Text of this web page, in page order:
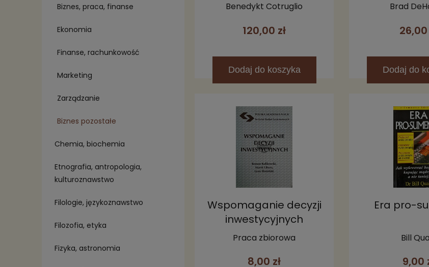
Biznes, praca, finanse
Ekonomia
Finanse, rachunkowość
Marketing
Zarządzanie
Biznes pozostałe
Chemia, biochemia
Etnografia, antropologia,
kulturoznawstwo
Filologie, językoznawstwo
Filozofia, etyka
Fizyka, astronomia
Benedykt Cotruglio
120,00 zł
Dodaj do koszyka
Brad
26,00
Dodaj do
Wspomaganie decyzji
inwestycyjnych
Praca zbiorowa
8,00 zł
Era pro-
Bill
9,00